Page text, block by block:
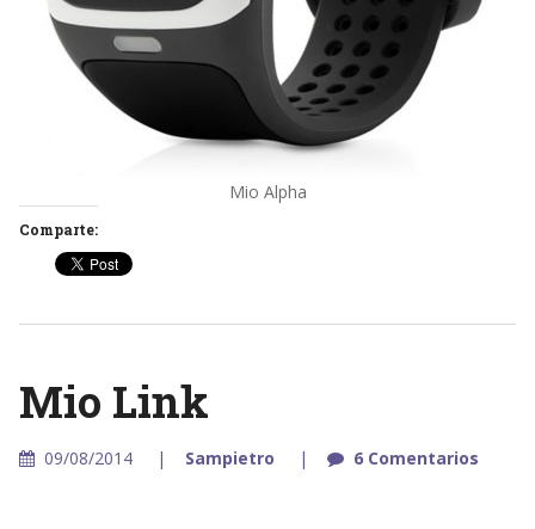
Mio Alpha
Comparte:
Mio Link
09/08/2014 Sampietro 6 Comentarios